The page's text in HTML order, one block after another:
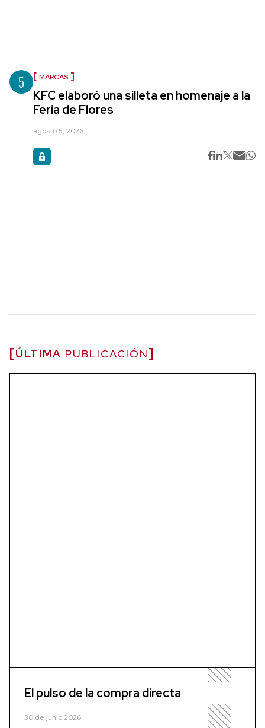
5 MARCAS
KFC elaboró una silleta en homenaje a la
Feria de Flores
agosto 5, 2026
ÚLTIMA PUBLICACIÓN
El pulso de la compra directa
30 de junio 2026